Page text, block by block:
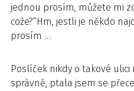
jednou prosím, můžete mi
cože?“Hm, jestli je někdo
prosím …
Poslíček nikdy o takové ulici
správně, ptala jsem se